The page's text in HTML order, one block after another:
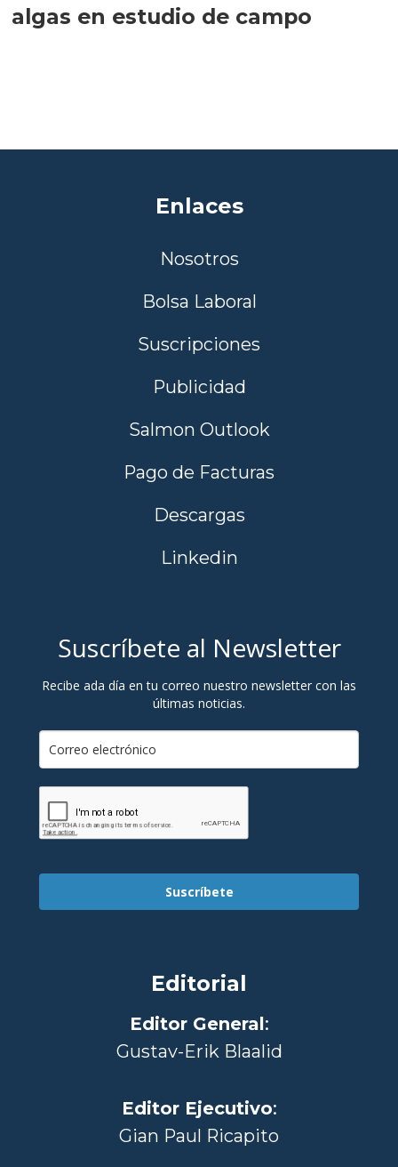
algas en estudio de campo
Enlaces
Nosotros
Bolsa Laboral
Suscripciones
Publicidad
Salmon Outlook
Pago de Facturas
Descargas
Linkedin
Suscríbete al Newsletter
Recibe ada día en tu correo nuestro newsletter con las
últimas noticias.
Suscríbete
Editorial
Editor General:
Gustav-Erik Blaalid
Editor Ejecutivo:
Gian Paul Ricapito